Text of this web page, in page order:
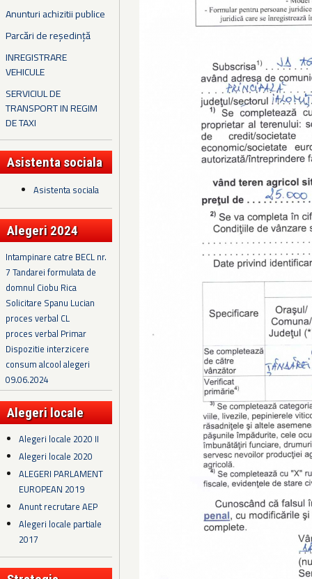
Anunturi achizitii publice
Parcări de reședință
INREGISTRARE
VEHICULE
SERVICIUL DE
TRANSPORT IN REGIM
DE TAXI
Asistenta sociala
Asistenta sociala
Alegeri 2024
Intampinare catre BECL nr.
7 Tandarei formulata de
domnul Ciobu Rica
Solicitare Spanu Lucian
proces verbal CL
proces verbal Primar
Dispozitie interzicere
consum alcool alegeri
09.06.2024
Alegeri locale
Alegeri locale 2020 II
Alegeri locale 2020
ALEGERI PARLAMENT
EUROPEAN 2019
Anunt recrutare AEP
Alegeri locale partiale
2017